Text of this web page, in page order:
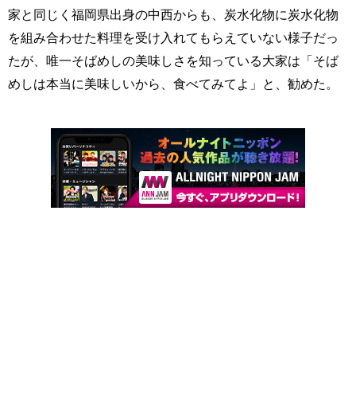
家と同じく福岡県出身の中西からも、炭水化物に炭水化物
を組み合わせた料理を受け入れてもらえていない様子だっ
たが、唯一そばめしの美味しさを知っている大家は「そば
めしは本当に美味しいから、食べてみてよ」と、勧めた。